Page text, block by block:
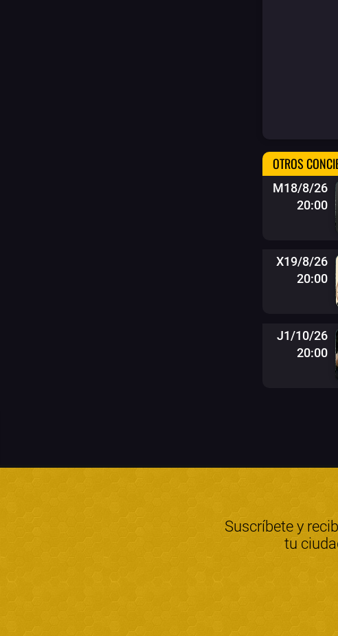
OTROS
M18/8/26
20:00
X19/8/26
20:00
J1/10/26
20:00
Suscríbete y
tu